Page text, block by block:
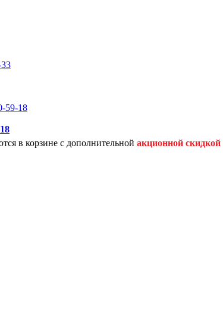
59-18
в корзине с дополнительной акционной скидкой